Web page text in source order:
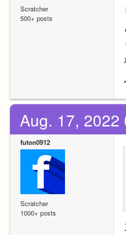
Scratcher
500+ posts
Aug. 17, 2022
futon0912
Scratcher
1000+ posts